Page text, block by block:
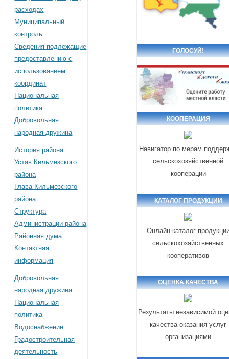
расходах
Муниципальный
контроль
Сведения подлежащие
предоставлению с
использованием
координат
Национальная
политика
Добровольная
народная дружина
История района
Устав Кильмезского
района
Глава Кильмезского
района
Структура
Администрации района
Районная дума
Контактная
информация
Добровольная
народная дружина
Национальная
политика
Водоснабжение
Градостроительная
деятельность
ГОЛОСУЙ!
КООПЕРАЦИЯ
Навигатор по мерам
сельскохозяйственной
кооперации
КАТАЛОГ ПРОДУКЦИИ
Онлайн-каталог
сельскохозяйственных
кооперативов
ОЦЕНКА КАЧЕСТВА
Результаты независимой
качества оказания услуг
организациями